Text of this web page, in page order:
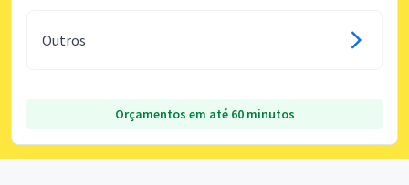
Outros
Orçamentos em até 60 minutos